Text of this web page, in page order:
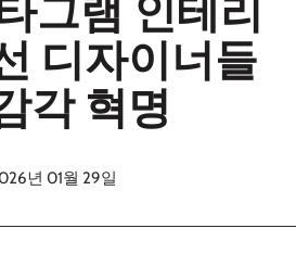
그램 인테리
디자이너들
각 혁명
년 01월 29일